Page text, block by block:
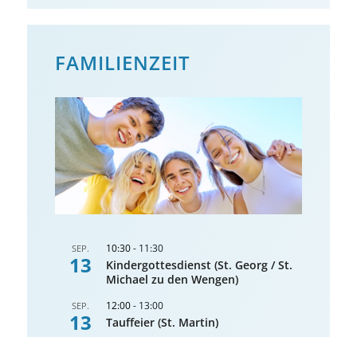
FAMILIENZEIT
SEP.
13
10:30- 11:30
Kindergottesdienst (St. Georg / St.
Michael zu den Wengen)
SEP.
13
12:00- 13:00
Tauffeier (St. Martin)